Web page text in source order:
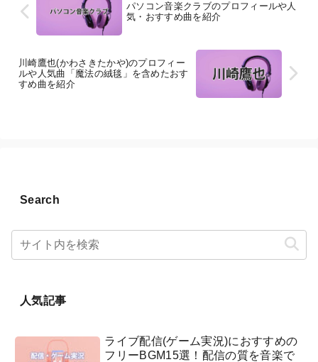
パソコン音楽クラブのプロフィールや人
気・おすすめ曲を紹介
川崎鷹也(かわさきたかや)のプロフィー
ルや人気曲「魔法の絨毯」を含めたおす
すめ曲を紹介
Search
人気記事
ライブ配信(ゲーム実況)におすすめの
フリーBGM15選！配信の質を音楽で